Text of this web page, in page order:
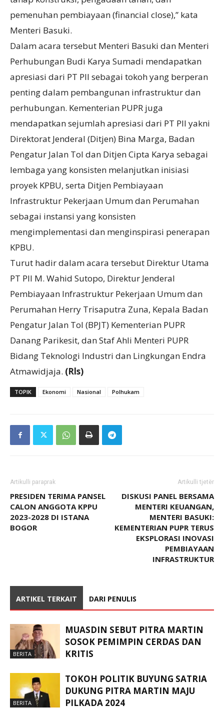
pemenuhan pembiayaan (financial close),” kata
Menteri Basuki.
Dalam acara tersebut Menteri Basuki dan Menteri
Perhubungan Budi Karya Sumadi mendapatkan
apresiasi dari PT PII sebagai tokoh yang berperan
penting dalam pembangunan infrastruktur dan
perhubungan. Kementerian PUPR juga
mendapatkan sejumlah apresiasi dari PT PII yakni
Direktorat Jenderal (Ditjen) Bina Marga, Badan
Pengatur Jalan Tol dan Ditjen Cipta Karya sebagai
lembaga yang konsisten melanjutkan inisiasi
proyek KPBU, serta Ditjen Pembiayaan
Infrastruktur Pekerjaan Umum dan Perumahan
sebagai instansi yang konsisten
mengimplementasi dan menginspirasi penerapan
KPBU.
Turut hadir dalam acara tersebut Direktur Utama
PT PII M. Wahid Sutopo, Direktur Jenderal
Pembiayaan Infrastruktur Pekerjaan Umum dan
Perumahan Herry Trisaputra Zuna, Kepala Badan
Pengatur Jalan Tol (BPJT) Kementerian PUPR
Danang Parikesit, dan Staf Ahli Menteri PUPR
Bidang Teknologi Industri dan Lingkungan Endra
Atmawidjaja. (Rls)
TOPIK Ekonomi Nasional Polhukam
Artikulli paraprak
PRESIDEN TERIMA PANSEL
CALON ANGGOTA KPPU
2023-2028 DI ISTANA
BOGOR
Artikulli tjetër
DISKUSI PANEL BERSAMA
MENTERI KEUANGAN,
MENTERI BASUKI:
KEMENTERIAN PUPR TERUS
EKSPLORASI INOVASI
PEMBIAYAAN
INFRASTRUKTUR
ARTIKEL TERKAIT DARI PENULIS
BERITA
MUASDIN SEBUT PITRA MARTIN
SOSOK PEMIMPIN CERDAS DAN
KRITIS
BERITA
TOKOH POLITIK BUYUNG SATRIA
DUKUNG PITRA MARTIN MAJU
PILKADA 2024